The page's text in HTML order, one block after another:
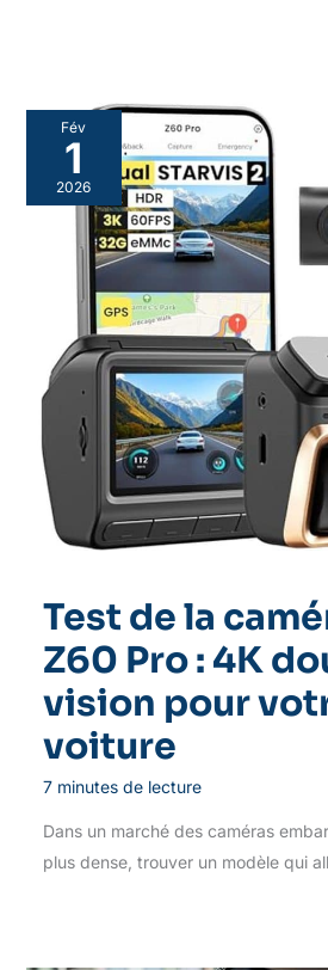
Fév
1
2026
Test de la
Z60 Pro : 4K
vision pour
voiture
7 minutes de lecture
Dans un marché des caméras
plus dense, trouver un modèle qui